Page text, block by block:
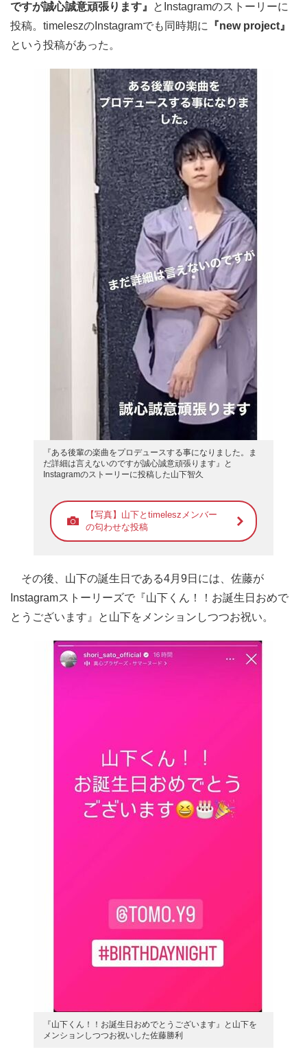
ですが誠心誠意頑張ります』
とInstagramのストーリーに
投稿。timeleszのInstagramでも同時期に
『new project』
という投稿があった。
『ある後輩の楽曲をプロデュースする事になりました。ま
だ詳細は言えないのですが誠心誠意頑張ります』と
Instagramのストーリーに投稿した山下智久
【写真】山下とtimeleszメンバー
の匂わせな投稿
その後、山下の誕生日である4月9日には、佐藤が
Instagramストーリーズで『山下くん！！お誕生日おめで
とうございます』と山下をメンションしつつお祝い。
『山下くん！！お誕生日おめでとうございます』と山下を
メンションしつつお祝いした佐藤勝利